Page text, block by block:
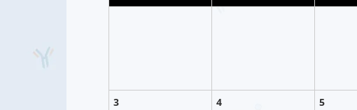
3 4 5